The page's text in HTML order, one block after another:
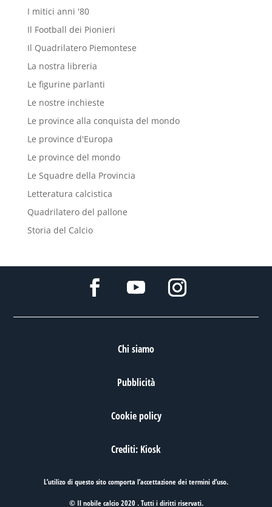
I mitici anni '80
Il Football dei Pionieri
Il Quadrilatero Piemontese
La nostra libreria
Le figurine parlanti
Le nostre inchieste
Le province alla conquista del mondo
Le province d'Europa
Le province del mondo
Le Squadre della Provincia
Letteratura calcistica
Quadrilatero del pallone
Storia del Calcio
Chi siamo
Pubblicità
Cookie policy
Crediti: Kiosk
L’utilizo di questo sito comporta l’accettazione deitermini d’uso.
© Il nobile calcio 2020 . Tutti i diritti riservati.